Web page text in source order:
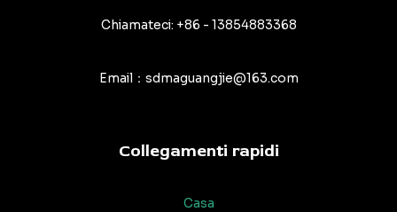
Chiamateci: +86 - 13854883368
Email：sdmaguangjie@163.com
Collegamenti rapidi
Casa